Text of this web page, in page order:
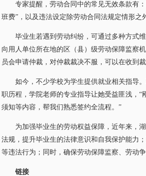
专家提醒，劳动合同中的常见无效条款有：
班费”，以及违法设定除劳动合同法规定情形之
毕业生若遇到劳动纠纷，可通过多种方式维
向用人单位所在地的区（县）级劳动保障监察
员会申请仲裁，对仲裁裁决不服，可以在收到
如今，不少学校为学生提供就业相关指导。
职历程，学院老师的专业指导让她受益匪浅，
须知等内容，帮我们熟悉签约全流程。”
为加强毕业生的劳动权益保障，近年来，湖
法规，提升毕业生的法律意识和自我保护能力
等违法行为；同时，确保劳动保障监察、劳动
链接